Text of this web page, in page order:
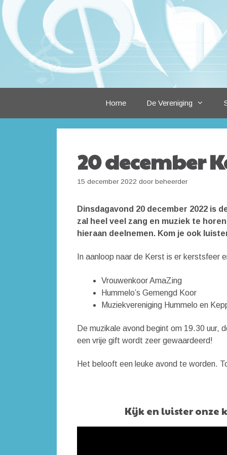
Ga
naar
de
inhoud
Home De Vereniging
20 december
15 december 2022 door beheerder
Dinsdagavond 20 december 2022 is
zal heel veel zang en muziek te
hieraan deelnemen. Kom je ook
In aanloop naar de Kerst is er kerstsfeer
Vrouwenkoor AmaZing
Hummelo’s Gemengd Koor
Muziekvereniging Hummelo en
De muzikale avond begint om 19.30 uur,
een vrije gift wordt zeer gewaardeerd!
Het belooft een leuke avond te worden.
Kijk en luister onze